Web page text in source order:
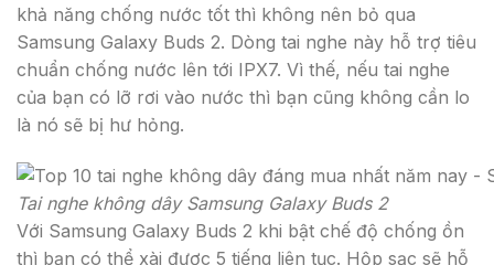
khả năng chống nước tốt thì không nên bỏ qua
Samsung Galaxy Buds 2. Dòng tai nghe này hỗ trợ tiêu
chuẩn chống nước lên tới IPX7. Vì thế, nếu tai nghe
của bạn có lỡ rơi vào nước thì bạn cũng không cần lo
là nó sẽ bị hư hỏng.
Tai nghe không dây Samsung Galaxy Buds 2
Với Samsung Galaxy Buds 2 khi bật chế độ chống ồn
thì bạn có thể xài được 5 tiếng liên tục. Hộp sạc sẽ hỗ